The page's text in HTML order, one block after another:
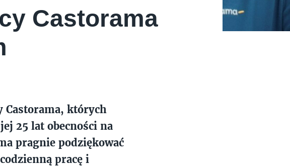
Castorama
Castorama, których
25 lat obecności na
pragnie podziękować
pracę i